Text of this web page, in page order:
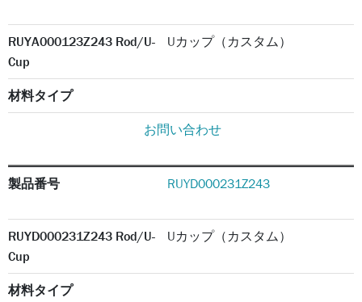
RUYA000123Z243 Rod/U-
Cup
Uカップ（カスタム）
材料タイプ
お問い合わせ
製品番号 RUYD000231Z243
RUYD000231Z243 Rod/U-
Cup
Uカップ（カスタム）
材料タイプ